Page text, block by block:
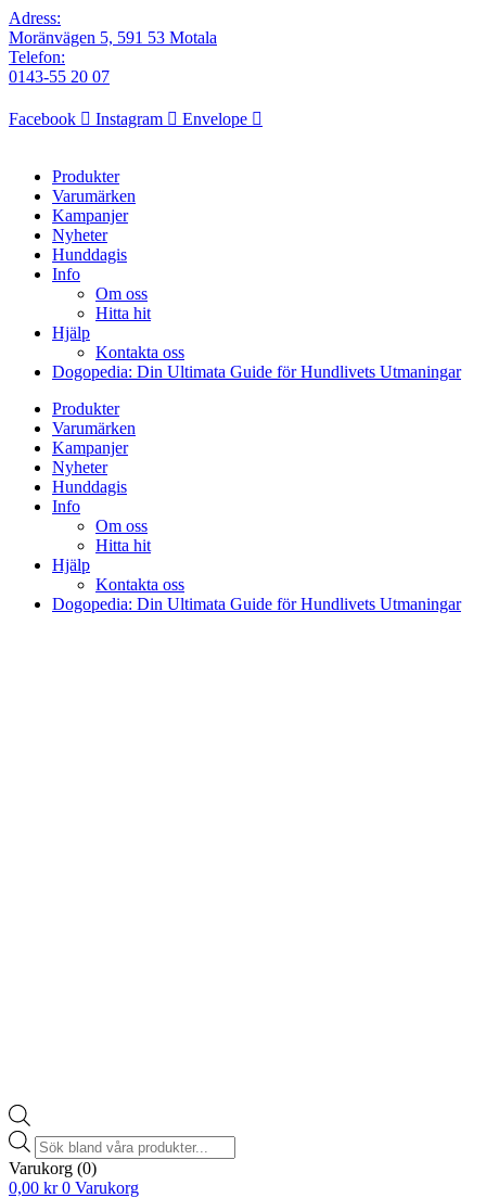
Adress:
Moränvägen 5, 591 53 Motala
Telefon:
0143-55 20 07
Facebook Instagram Envelope
Produkter
Varumärken
Kampanjer
Nyheter
Hunddagis
Info
Om oss
Hitta hit
Hjälp
Kontakta oss
Dogopedia: Din Ultimata Guide för Hundlivets Utmaningar
Produkter
Varumärken
Kampanjer
Nyheter
Hunddagis
Info
Om oss
Hitta hit
Hjälp
Kontakta oss
Dogopedia: Din Ultimata Guide för Hundlivets Utmaningar
Products
search
Varukorg (0)
0,00 kr 0 Varukorg